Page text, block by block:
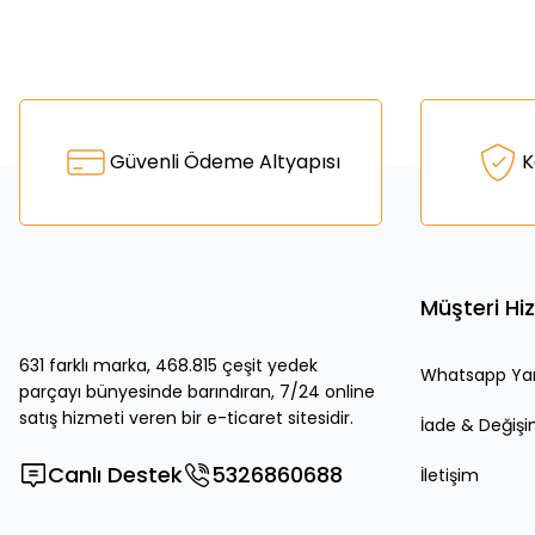
Ürün resmi kalitesiz, bozuk veya görüntülenemiyor.
Güvenli Ödeme Altyapısı
631 farklı marka, 468.815 çeşit yedek
parçayı bünyesinde barındıran, 7/24 online
satış hizmeti veren bir e-ticaret sitesidir.
Canlı Destek 5326860688
Müşteri
Whatsapp
İade &
İletişim